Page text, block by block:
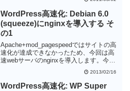
WordPress高速化: Debian 6.0
(squeeze)にnginxを導入する そ
の1
Apache+mod_pagespeedではサイトの高
速化が達成できなかったため、今回は高
速webサーバのnginxを導入します。今回
は静的なWebページ(Wordpressでないペ
ージ)をnginxで公開できるように設定しま
す。
2013/02/16
WordPress高速化: WP Super